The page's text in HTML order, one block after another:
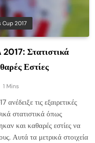
Cup 2017
Στατιστικά
Εστίες
1 Mins
τις εξαιρετικές
στατιστικά όπως
και καθαρές εστίες να
Αυτά τα μετρικά στοιχεία